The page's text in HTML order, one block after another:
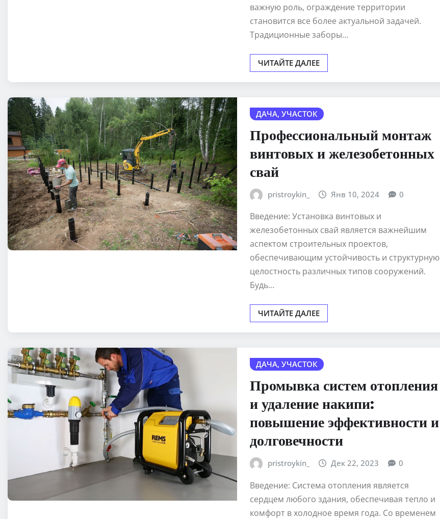
важную роль, ограждение территории
становится все более актуальной задачей.
Традиционные заборы…
ЧИТАЙТЕ ДАЛЕЕ
ДАЧА, УЧАСТОК
Профессиональный монтаж
винтовых и железобетонных
свай
pristroykin_ Янв 10, 2024 0
Введение: Установка винтовых и
железобетонных свай является важнейшим
аспектом строительных проектов,
обеспечивающим устойчивость и структурную
целостность различных типов сооружений.
Будь…
ЧИТАЙТЕ ДАЛЕЕ
ДАЧА, УЧАСТОК
Промывка систем отопления
и удаление накипи:
повышение эффективности и
долговечности
pristroykin_ Дек 22, 2023 0
Введение: Система отопления является
сердцем любого здания, обеспечивая тепло и
комфорт в холодное время года. Со временем